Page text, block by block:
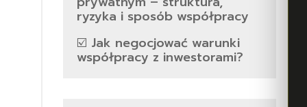
ryzyka i sposób współpracy
☑️ Jak negocjować warunki
współpracy z inwestorami?